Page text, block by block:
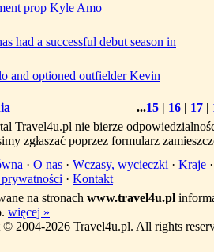
prop Kyle Amo
had a successful debut season in
and optioned outfielder Kevin
...15 | 16 | 17 |
Travel4u.pl nie bierze
zgłaszać poprzez formularz
· O nas · Wczasy, wycieczki · Kraje
· Kontakt
na stronach www.travel4u.pl
więcej »
2004-2026 Travel4u.pl. All rights